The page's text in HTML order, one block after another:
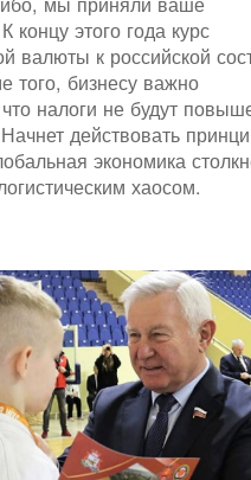
концу этого года курс
валюты к российской
того, бизнесу важно
налоги не будут
действовать
экономика
хаосом.